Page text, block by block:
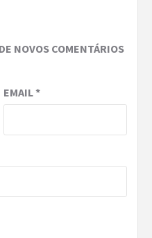
NOVOS COMENTÁRIOS
EMAIL*